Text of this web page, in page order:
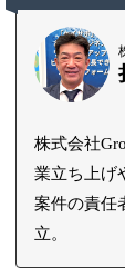
株式会社
業立ち上げ
案件の責任
立。